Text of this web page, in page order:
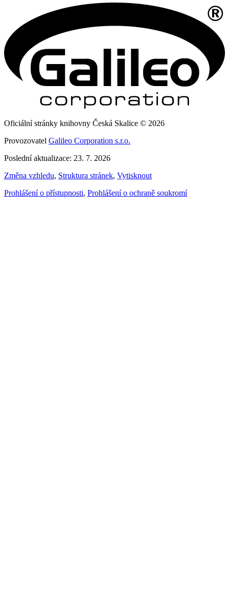
Oficiální stránky knihovny Česká Skalice © 2026
Provozovatel Galileo Corporation s.r.o.
Poslední aktualizace: 23. 7. 2026
Změna vzhledu, Struktura stránek, Vytisknout
Prohlášení o přístupnosti, Prohlášení o ochraně soukromí